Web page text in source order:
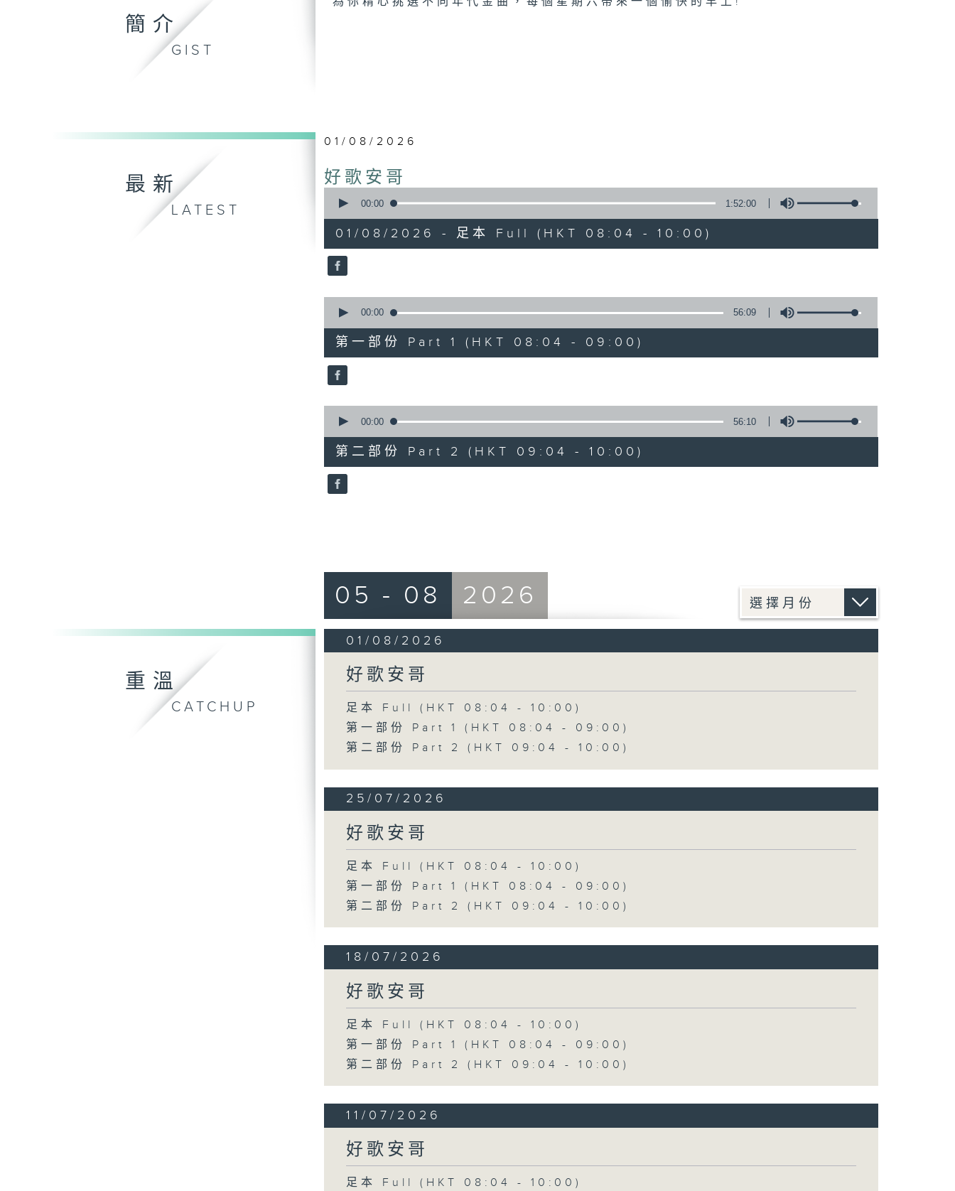
簡介
GIST
最新
LATEST
01/08/2026
好歌安哥
seconds
hour,
52
minutes,
0
90%
00:00 1:52:00
01/08/2026 - 足本 Full (HKT 08:04 - 10:00)
seconds
56
minutes,
9
seconds
90%
00:00 56:09
第一部份 Part 1 (HKT 08:04 - 09:00)
seconds
56
minutes,
10
seconds
90%
00:00 56:10
第二部份 Part 2 (HKT 09:04 - 10:00)
重溫
CATCHUP
05 - 08 2026
01/08/2026
好歌安哥
足本 Full (HKT 08:04 - 10:00)
第一部份 Part 1 (HKT 08:04 - 09:00)
第二部份 Part 2 (HKT 09:04 - 10:00)
25/07/2026
好歌安哥
足本 Full (HKT 08:04 - 10:00)
第一部份 Part 1 (HKT 08:04 - 09:00)
第二部份 Part 2 (HKT 09:04 - 10:00)
18/07/2026
好歌安哥
足本 Full (HKT 08:04 - 10:00)
第一部份 Part 1 (HKT 08:04 - 09:00)
第二部份 Part 2 (HKT 09:04 - 10:00)
11/07/2026
好歌安哥
足本 Full (HKT 08:04 - 10:00)